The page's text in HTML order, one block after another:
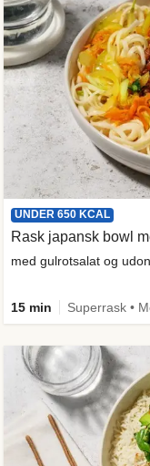
UNDER 650 KCAL
Rask japansk bowl
med gulrotsalat og
15 min